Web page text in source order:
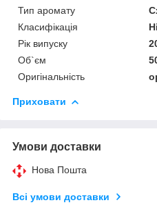
Тип аромату
Класифікація
Рік випуску
Об`єм
Оригінальність
Приховати
Умови доставки
Нова Пошта
Всі умови доставки